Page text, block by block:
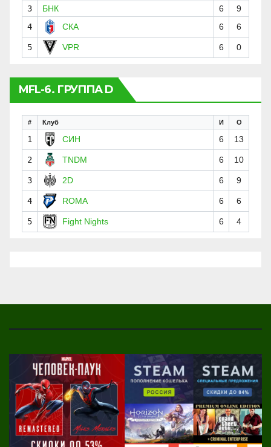
3
БНК 6
9
4
СКА 6 6
5 VPR 6 0
MFL-6. ГРУППА D
# Клуб И О
1 СИН 6 13
2 TNDM 6 10
3 2D 6 9
4 ROMA 6 6
5 Fight Nights 6 4